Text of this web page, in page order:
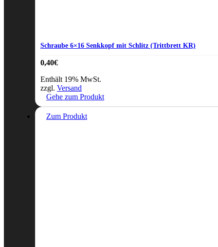
Schraube 6×16 Senkkopf mit Schlitz (Trittbrett KR)
0,40€
Enthält 19% MwSt.
zzgl. Versand
Gehe zum Produkt
Zum Produkt